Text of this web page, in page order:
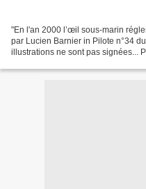
"En l'an 2000 l’œil sous-marin
par Lucien Barnier in Pilote n°34
illustrations ne sont pas signées...